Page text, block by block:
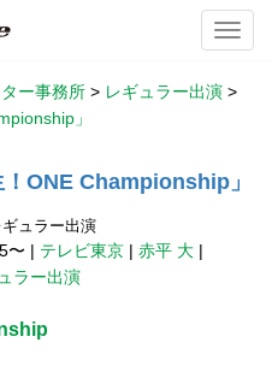
ー事務所 > レギュラー出演 >
」
ONE Championship」
ギュラー出演
〜 | テレビ東京 | 赤平 大 |
ラー出演